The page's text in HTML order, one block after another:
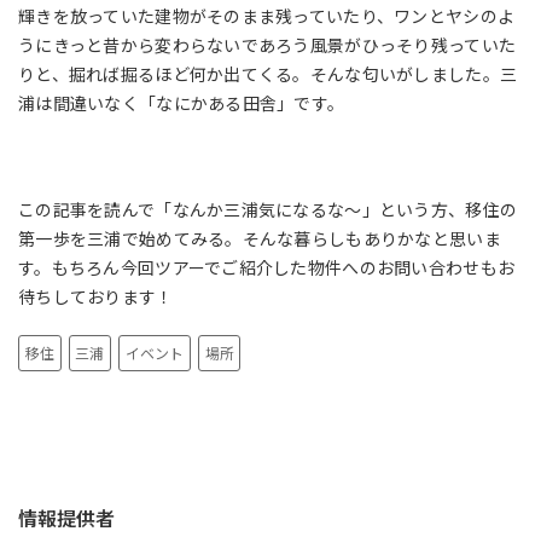
輝きを放っていた建物がそのまま残っていたり、ワンとヤシのよ
うにきっと昔から変わらないであろう風景がひっそり残っていた
りと、掘れば掘るほど何か出てくる。そんな匂いがしました。三
浦は間違いなく「なにかある田舎」です。
この記事を読んで「なんか三浦気になるな～」という方、移住の
第一歩を三浦で始めてみる。そんな暮らしもありかなと思いま
す。もちろん今回ツアーでご紹介した物件へのお問い合わせもお
待ちしております！
移住 三浦 イベント 場所
情報提供者